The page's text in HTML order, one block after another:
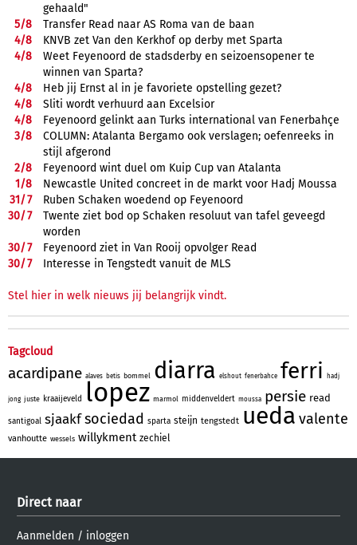
gehaald"
5/8
Transfer Read naar AS Roma van de baan
4/8
KNVB zet Van den Kerkhof op derby met Sparta
4/8
Weet Feyenoord de stadsderby en seizoensopener te
winnen van Sparta?
4/8
Heb jij Ernst al in je favoriete opstelling gezet?
4/8
Sliti wordt verhuurd aan Excelsior
4/8
Feyenoord gelinkt aan Turks international van Fenerbahçe
3/8
COLUMN: Atalanta Bergamo ook verslagen; oefenreeks in
stijl afgerond
2/8
Feyenoord wint duel om Kuip Cup van Atalanta
1/8
Newcastle United concreet in de markt voor Hadj Moussa
31/7
Ruben Schaken woedend op Feyenoord
30/7
Twente ziet bod op Schaken resoluut van tafel geveegd
worden
30/7
Feyenoord ziet in Van Rooij opvolger Read
30/7 Interesse in Tengstedt vanuit de MLS
Stel hier in welk nieuws jij belangrijk vindt.
Tagcloud
acardipane alaves betis bommel diarra elshout fenerbahce ferri hadj
jong juste kraaijeveld lopez marmol middenveldert moussa persie read
santigoal sjaakfsociedad sparta steijn tengstedt ueda valente
vanhoutte wessels willykment zechiel
Direct naar
Aanmelden / inloggen